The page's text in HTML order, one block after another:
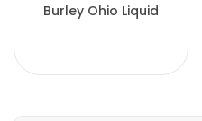
Burley Ohio Liquid